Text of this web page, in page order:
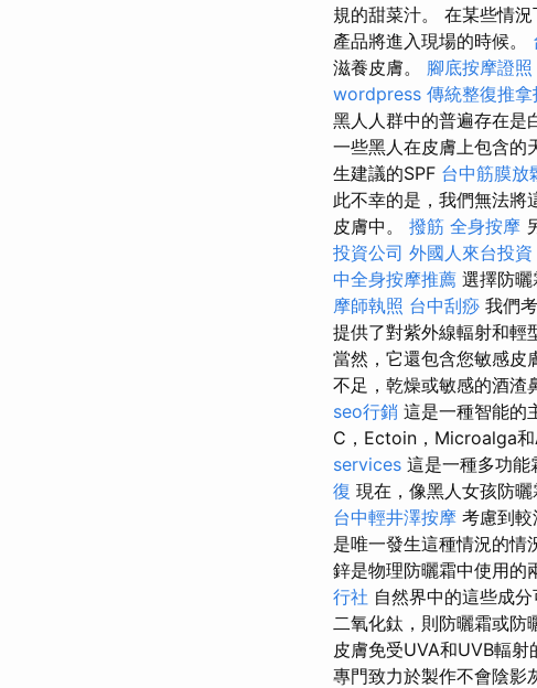
規的甜菜汁。 在某些情
產品將進入現場的時候。
滋養皮膚。 腳底按摩證照
wordpress 傳統整復推
黑人人群中的普遍存在是
一些黑人在皮膚上包含的
生建議的SPF 台中筋膜放
此不幸的是，我們無法將
皮膚中。 撥筋 全身按摩
投資公司 外國人來台投資
中全身按摩推薦 選擇防
摩師執照 台中刮痧 我們
提供了對紫外線輻射和輕
當然，它還包含您敏感皮
不足，乾燥或敏感的酒渣
seo行銷 這是一種智能的
C，Ectoin，Microalga和
services 這是一種多功能
復 現在，像黑人女孩防
台中輕井澤按摩 考慮到
是唯一發生這種情況的情
鋅是物理防曬霜中使用的
行社 自然界中的這些成
二氧化鈦，則防曬霜或防
皮膚免受UVA和UVB輻射
專門致力於製作不會陰影